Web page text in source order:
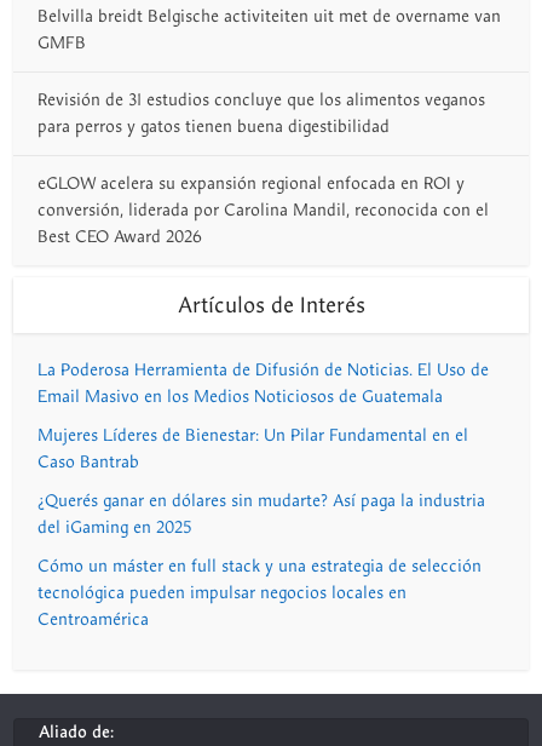
Belvilla breidt Belgische activiteiten uit met de overname van
GMFB
Revisión de 31 estudios concluye que los alimentos veganos
para perros y gatos tienen buena digestibilidad
eGLOW acelera su expansión regional enfocada en ROI y
conversión, liderada por Carolina Mandil, reconocida con el
Best CEO Award 2026
Artículos de Interés
La Poderosa Herramienta de Difusión de Noticias. El Uso de
Email Masivo en los Medios Noticiosos de Guatemala
Mujeres Líderes de Bienestar: Un Pilar Fundamental en el
Caso Bantrab
¿Querés ganar en dólares sin mudarte? Así paga la industria
del iGaming en 2025
Cómo un máster en full stack y una estrategia de selección
tecnológica pueden impulsar negocios locales en
Centroamérica
Aliado de: